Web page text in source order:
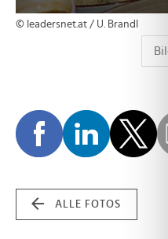
© leadersnet.at / U. Brandl
ALLE FOTOS